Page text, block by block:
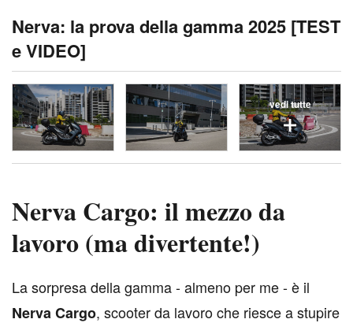
Nerva: la prova della gamma 2025 [TEST
e VIDEO]
vedi tutte
Nerva Cargo: il mezzo da
lavoro (ma divertente!)
La sorpresa della gamma - almeno per me - è il
Nerva Cargo, scooter da lavoro che riesce a stupire